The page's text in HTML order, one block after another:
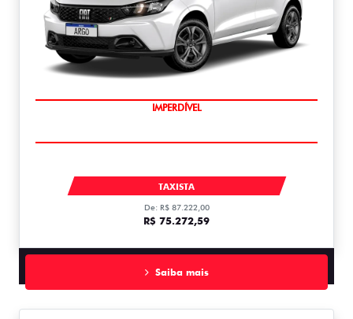
IMPERDÍVEL
TAXISTA
De: R$ 87.222,00
R$ 75.272,59
Saiba mais